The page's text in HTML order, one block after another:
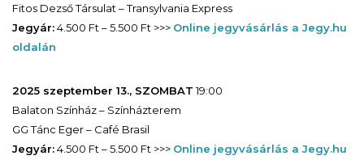
Fitos Dezső Társulat – Transylvania Express
Jegyár:4.500 Ft – 5.500 Ft >>> Online jegyvásárlás a Jegy.hu
oldalán
2025 szeptember 13., SZOMBAT19:00
Balaton Színház – Színházterem
GG Tánc Eger – Café Brasil
Jegyár:4.500 Ft – 5.500 Ft >>> Online jegyvásárlás a Jegy.hu